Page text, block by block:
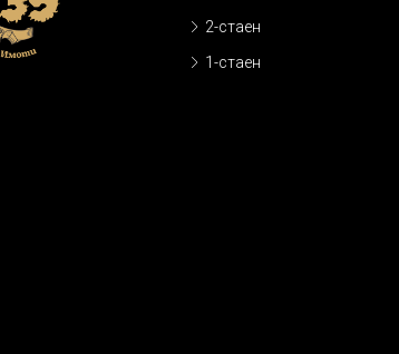
2-стаен
1-стаен